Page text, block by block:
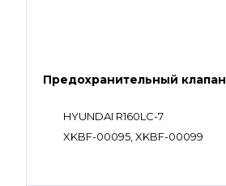
Предохранительный клапан
HYUNDAI R160LC-7
XKBF-00095, XKBF-00099